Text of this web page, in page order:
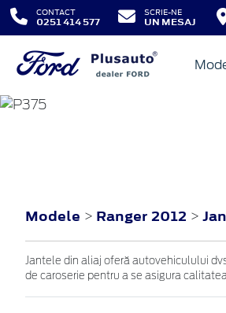
CONTACT
0251 414 577
SCRIE-NE
UN MESAJ
Modele > Ranger 2012 >
Jantele din aliaj oferă autovehiculului
de caroserie pentru a se asigura